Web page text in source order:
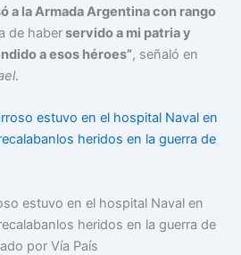
a la Armada Argentina con rango
de haberservido a mi patria y
a esos héroes”, señaló en
.
estuvo en el hospital Naval en
heridos en la guerra de
por Vía País